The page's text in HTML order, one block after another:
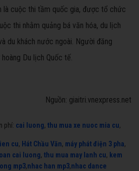
là cuộc thi tầm quốc gia, được tổ chức
thi nhằm quảng bá văn hóa, du lịch
du khách nước ngoài. Người đăng
Du lịch Quốc tế.
Nguồn: giaitri.vnexpress.net
phí: cai luong, thu mua xe nuoc mia cu,
cu, Hát Chầu Văn, máy phát điện 3 pha,
cai luong, thu mua may lanh cu, kem
mp3,nhac han mp3,nhac dance